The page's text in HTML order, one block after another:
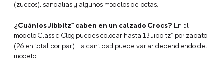
(zuecos), sandalias y algunos modelos de botas.
¿Cuántos Jibbitz™ caben en un calzado Crocs? En el
modelo Classic Clog puedes colocar hasta 13 Jibbitz™ por zapato
(26 en total por par). La cantidad puede variar dependiendo del
modelo.